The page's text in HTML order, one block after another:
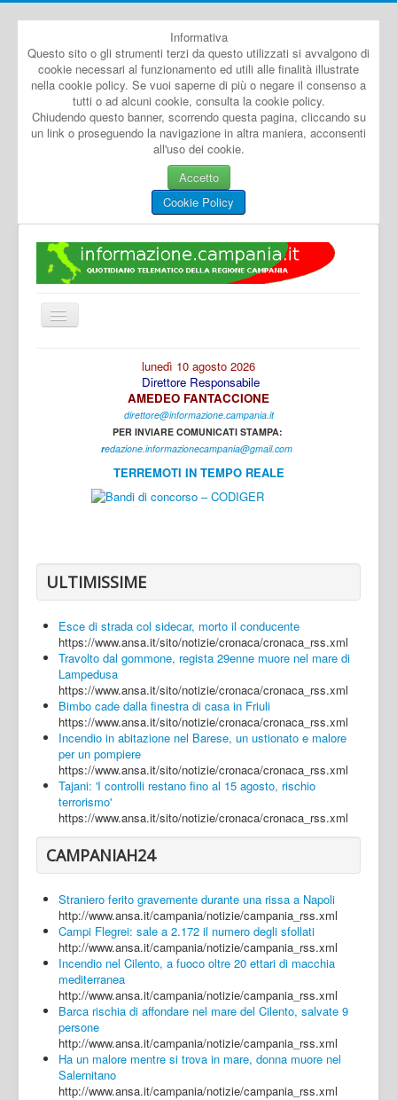
Informativa
Questo sito o gli strumenti terzi da questo utilizzati si avvalgono di
cookie necessari al funzionamento ed utili alle finalità illustrate
nella cookie policy. Se vuoi saperne di più o negare il consenso a
tutti o ad alcuni cookie, consulta la cookie policy.
Chiudendo questo banner, scorrendo questa pagina, cliccando su
un link o proseguendo la navigazione in altra maniera, acconsenti
all'uso dei cookie.
Accetto
Cookie Policy
Cambia
navigazione
Caserta
Napoli
Salerno
Login
lunedì 10 agosto 2026
Direttore Responsabile
AMEDEO FANTACCIONE
direttore@informazione.campania.it
PER INVIARE COMUNICATI STAMPA:
redazione.informazionecampania@gmail.com
TERREMOTI IN TEMPO REALE
ULTIMISSIME
Esce di strada col sidecar, morto il conducente
https://www.ansa.it/sito/notizie/cronaca/cronaca_rss.xml
Travolto dal gommone, regista 29enne muore nel mare di
Lampedusa
https://www.ansa.it/sito/notizie/cronaca/cronaca_rss.xml
Bimbo cade dalla finestra di casa in Friuli
https://www.ansa.it/sito/notizie/cronaca/cronaca_rss.xml
Incendio in abitazione nel Barese, un ustionato e malore
per un pompiere
https://www.ansa.it/sito/notizie/cronaca/cronaca_rss.xml
Tajani: 'I controlli restano fino al 15 agosto, rischio
terrorismo'
https://www.ansa.it/sito/notizie/cronaca/cronaca_rss.xml
CAMPANIAH24
Straniero ferito gravemente durante una rissa a Napoli
http://www.ansa.it/campania/notizie/campania_rss.xml
Campi Flegrei: sale a 2.172 il numero degli sfollati
http://www.ansa.it/campania/notizie/campania_rss.xml
Incendio nel Cilento, a fuoco oltre 20 ettari di macchia
mediterranea
http://www.ansa.it/campania/notizie/campania_rss.xml
Barca rischia di affondare nel mare del Cilento, salvate 9
persone
http://www.ansa.it/campania/notizie/campania_rss.xml
Ha un malore mentre si trova in mare, donna muore nel
Salernitano
http://www.ansa.it/campania/notizie/campania_rss.xml